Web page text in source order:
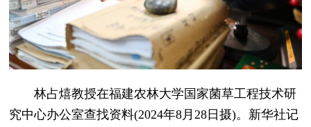
林占熺教授在福建农林大学国家菌草工程技术研
究中心办公室查找资料(2024年8月28日摄)。新华社记